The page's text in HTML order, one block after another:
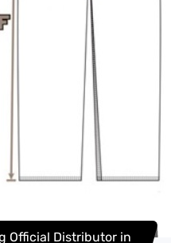
Official Distributor in